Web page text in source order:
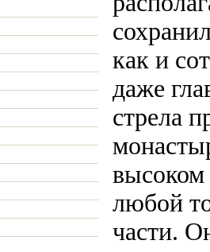
как и
даже
стрела
любой
части.